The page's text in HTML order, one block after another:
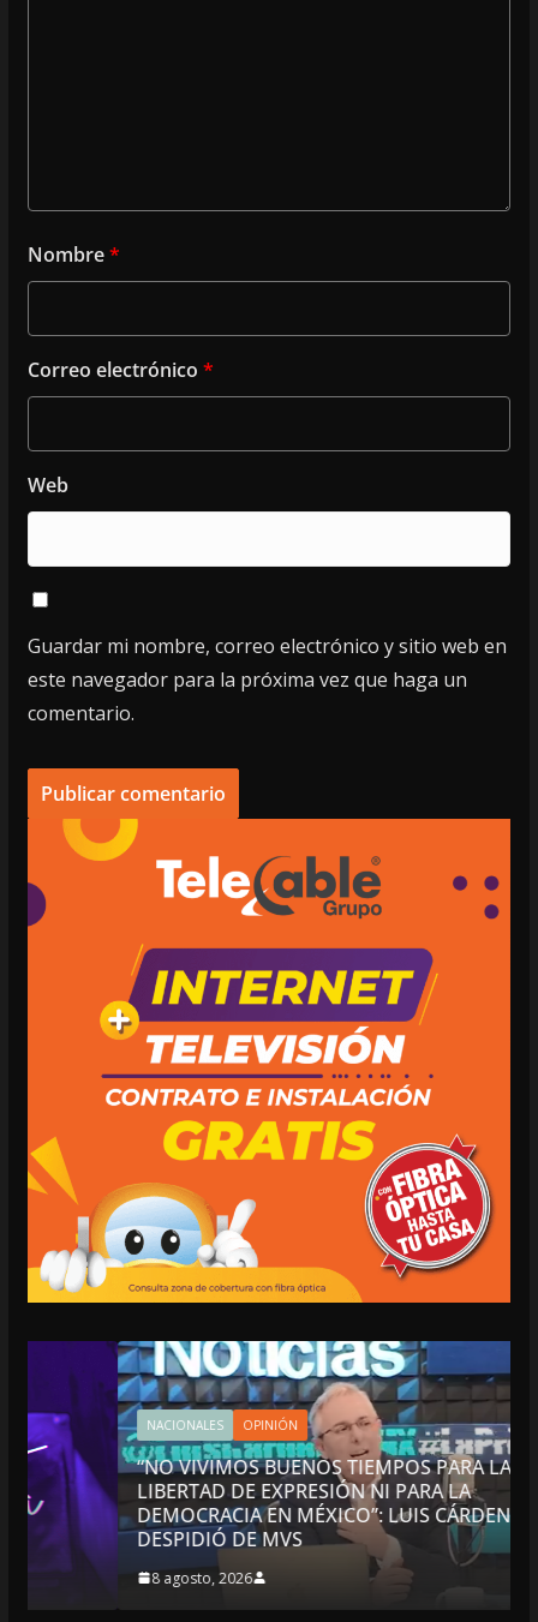
Nombre*
Correo electrónico *
Web
Guardar mi nombre, correo electrónico y sitio web en
este navegador para la próxima vez que haga un
comentario.
NACIONALES OPINIÓN
“NO VIVIMOS BUENOS TIEMPOS PARA LA
LIBERTAD DE EXPRESIÓN NI PARA LA
DEMOCRACIA EN MÉXICO”: LUIS CÁRDENAS; SE
DESPIDIÓ DE MVS
8 agosto, 2026